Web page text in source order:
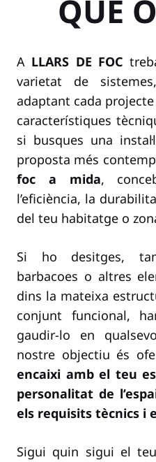
QUE
A LLARS DE FOC
varietat de
adaptant cada
característiques
si busques una
proposta més
foc a mida,
l’eficiència, la
del teu habitatge o
Si ho desitges,
barbacoes o altres
dins la mateixa
conjunt funcional,
gaudir-lo en
nostre objectiu és
encaixi amb el teu
personalitat de
els requisits tècnics i
Sigui quin sigui el